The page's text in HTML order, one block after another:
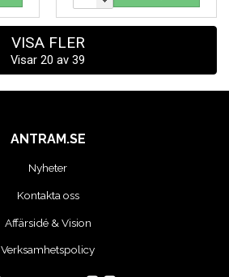
VISA FLER
Visar 20 av 39
ANTRAM.SE
Nyheter
Kontakta oss
Affärsidé & Vision
Verksamhetspolicy